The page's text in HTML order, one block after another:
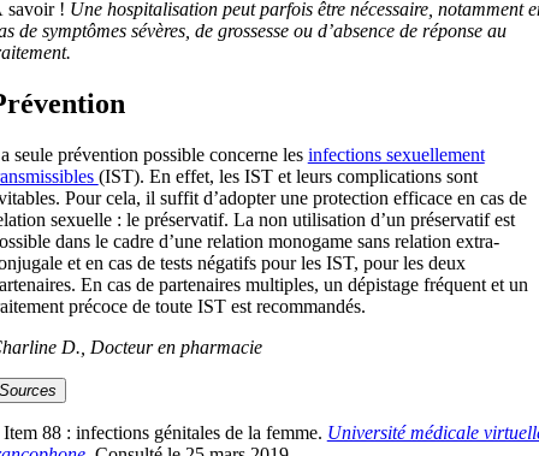
savoir ! Une hospitalisation peut parfois être nécessaire, notamment
de symptômes sévères, de grossesse ou d’absence de réponse au
seule prévention possible concerne les infections sexuellement
(IST). En effet, les IST et leurs complications sont
Pour cela, il suffit d’adopter une protection efficace en cas de
sexuelle : le préservatif. La non utilisation d’un préservatif est
dans le cadre d’une relation monogame sans relation extra-
et en cas de tests négatifs pour les IST, pour les deux
En cas de partenaires multiples, un dépistage fréquent et un
précoce de toute IST est recommandés.
D., Docteur en pharmacie
88 : infections génitales de la femme. Université médicale